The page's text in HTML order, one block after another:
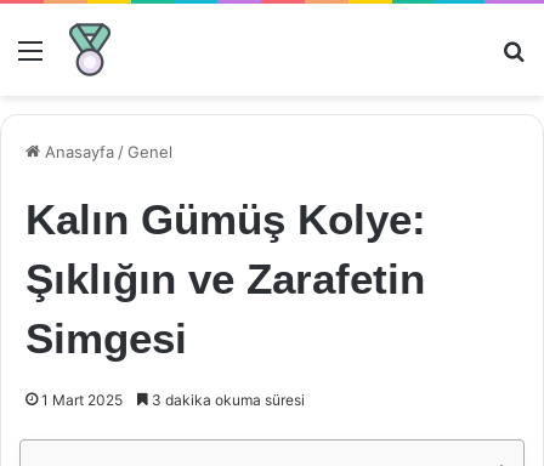
Menü
Anasayfa /Genel
Kalın Gümüş Kolye:
Şıklığın ve Zarafetin
Simgesi
1 Mart 2025 3 dakika okuma süresi